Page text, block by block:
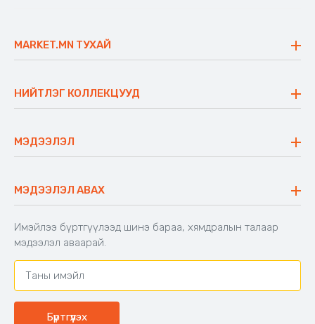
MARKET.MN ТУХАЙ
Үнэт зүйлс
Ажлын байр
Блог
НИЙТЛЭГ КОЛЛЕКЦУУД
Сүүдрэвч
Аяны ширээ
Аяны түшлэгтэй сандал
МЭДЭЭЛЭЛ
Буцаалтын журам
Захиалга шалгах
Хамтран ажиллах
Холбоо барих
МЭДЭЭЛЭЛ АВАХ
Имэйлээ бүртгүүлээд шинэ бараа, хямдралын талаар
мэдээлэл аваарай.
Бүртгүүлэх